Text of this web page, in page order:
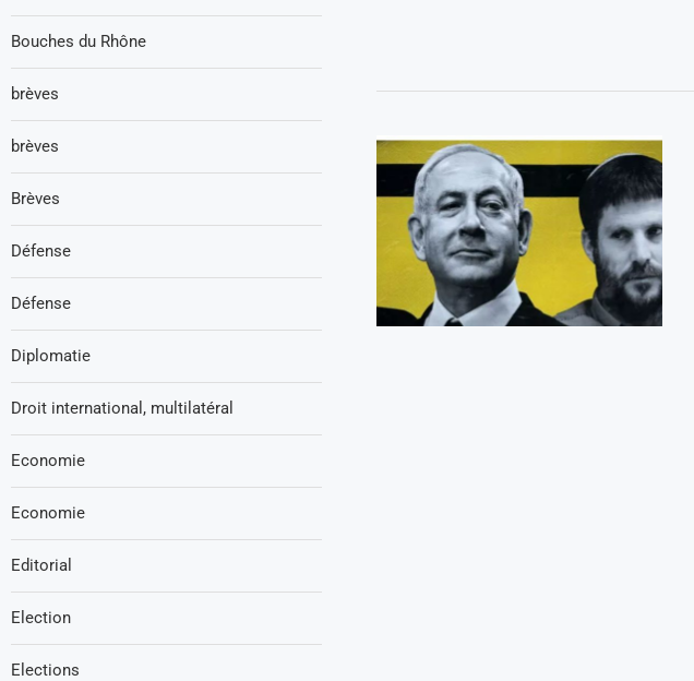
Bouches du Rhône
brèves
brèves
Brèves
Défense
Défense
Diplomatie
Droit international, multilatéral
Economie
Economie
Editorial
Election
Elections